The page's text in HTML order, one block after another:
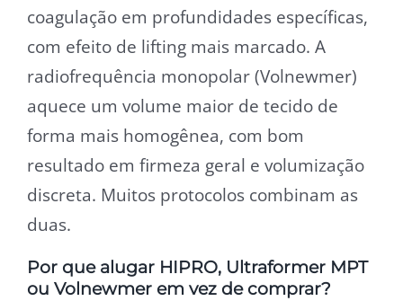
coagulação em profundidades específicas,
com efeito de lifting mais marcado. A
radiofrequência monopolar (Volnewmer)
aquece um volume maior de tecido de
forma mais homogênea, com bom
resultado em firmeza geral e volumização
discreta. Muitos protocolos combinam as
duas.
Por que alugar HIPRO, Ultraformer MPT
ou Volnewmer em vez de comprar?